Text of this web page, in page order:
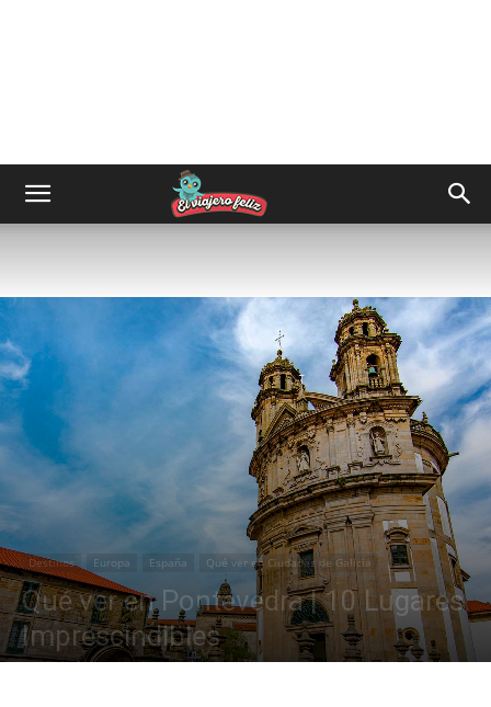
Destinos Europa España Qué ver en Ciudades de Galicia
Qué ver en Pontevedra | 10 Lugares
Imprescindibles